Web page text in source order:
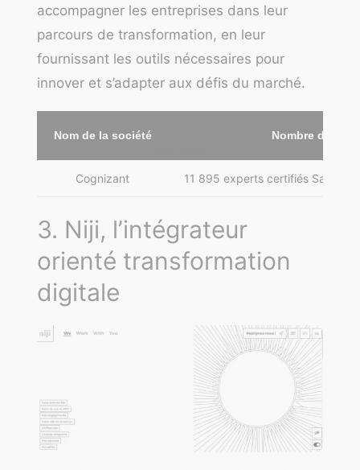
accompagner les entreprises dans leur
parcours de transformation, en leur
fournissant les outils nécessaires pour
innover et s’adapter aux défis du marché.
Nom de la société Nombre
Cognizant 11 895 experts certifiés
3. Niji, l’intégrateur
orienté transformation
digitale